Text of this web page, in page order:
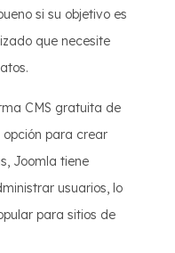
si su objetivo es
que necesite
CMS gratuita de
para crear
Joomla tiene
usuarios, lo
para sitios de